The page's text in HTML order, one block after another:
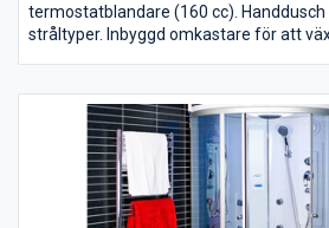
termostatblandare (160 cc).
stråltyper. Inbyggd omkastare för att
mm). Monteras på blandarfästen med